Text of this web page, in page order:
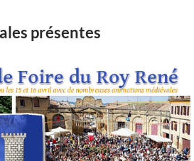
présentes